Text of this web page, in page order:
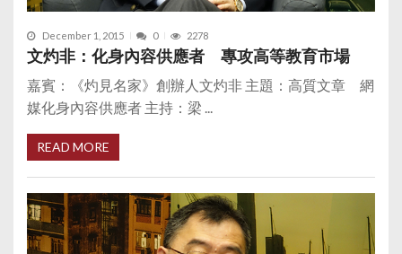
December 1, 2015 0 2278
文灼非：化身內容供應者 專攻高等教育市場
嘉賓：《灼見名家》創辦人文灼非 主題：高質文章 網
媒化身內容供應者 主持：梁 ...
READ MORE